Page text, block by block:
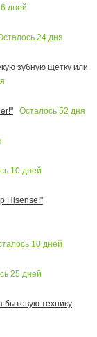
6 дней
24 дня
зубную щетку или
Осталось 52 дня
10 дней
Hisense!"
10 дней
25 дней
бытовую технику